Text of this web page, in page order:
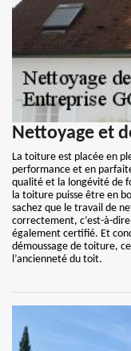
Nettoyage et
La toiture est placée en
performance et en
qualité et la longévité de
la toiture puisse être en
sachez que le travail de
correctement, c’est-à-
également certifié. Et
démoussage de toiture,
l’ancienneté du toit.